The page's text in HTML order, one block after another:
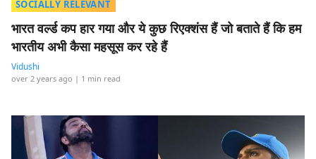
SOCIALLY RELEVANT
भारत वर्ल्ड कप हार गया और ये कुछ रिएक्शंस हैं जो बताते हैं कि हम
भारतीय अभी कैसा महसूस कर रहे हैं
Vidushi
over 2 years ago | 1 min read